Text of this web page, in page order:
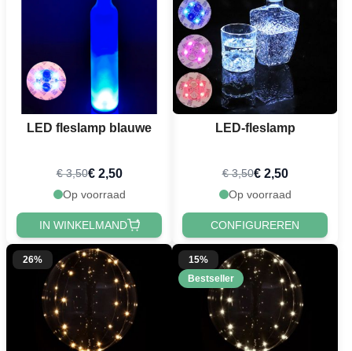
LED fleslamp blauwe
€ 3,50€ 2,50
Op voorraad
IN WINKELMAND
LED-fleslamp
€ 3,50€ 2,50
Op voorraad
CONFIGUREREN
26%
15%
Bestseller